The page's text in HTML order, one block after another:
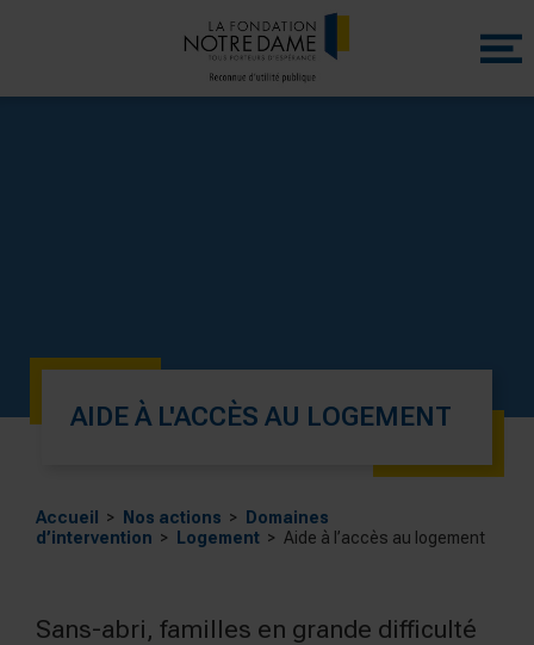
Menu
AIDE À L'ACCÈS AU LOGEMENT
Accueil Nos actions
Domaines
d’intervention
Logement Aide à l’accès au logement
Sans-abri, familles en grande difficulté